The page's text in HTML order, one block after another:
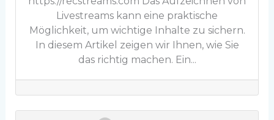
Livestreams kann eine praktische
Möglichkeit, um wichtige Inhalte zu sichern.
In diesem Artikel zeigen wir Ihnen, wie Sie
das richtig machen. Ein...